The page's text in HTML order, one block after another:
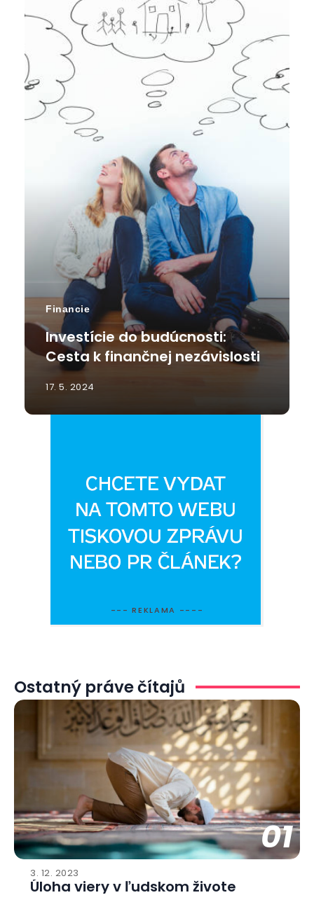
Ostatný práve čítajů
01
3. 12. 2023
Úloha viery v ľudskom živote
Financie
Investície do budúcnosti:
Cesta k finančnej nezávislosti
17. 5. 2024
--- REKLAMA ----